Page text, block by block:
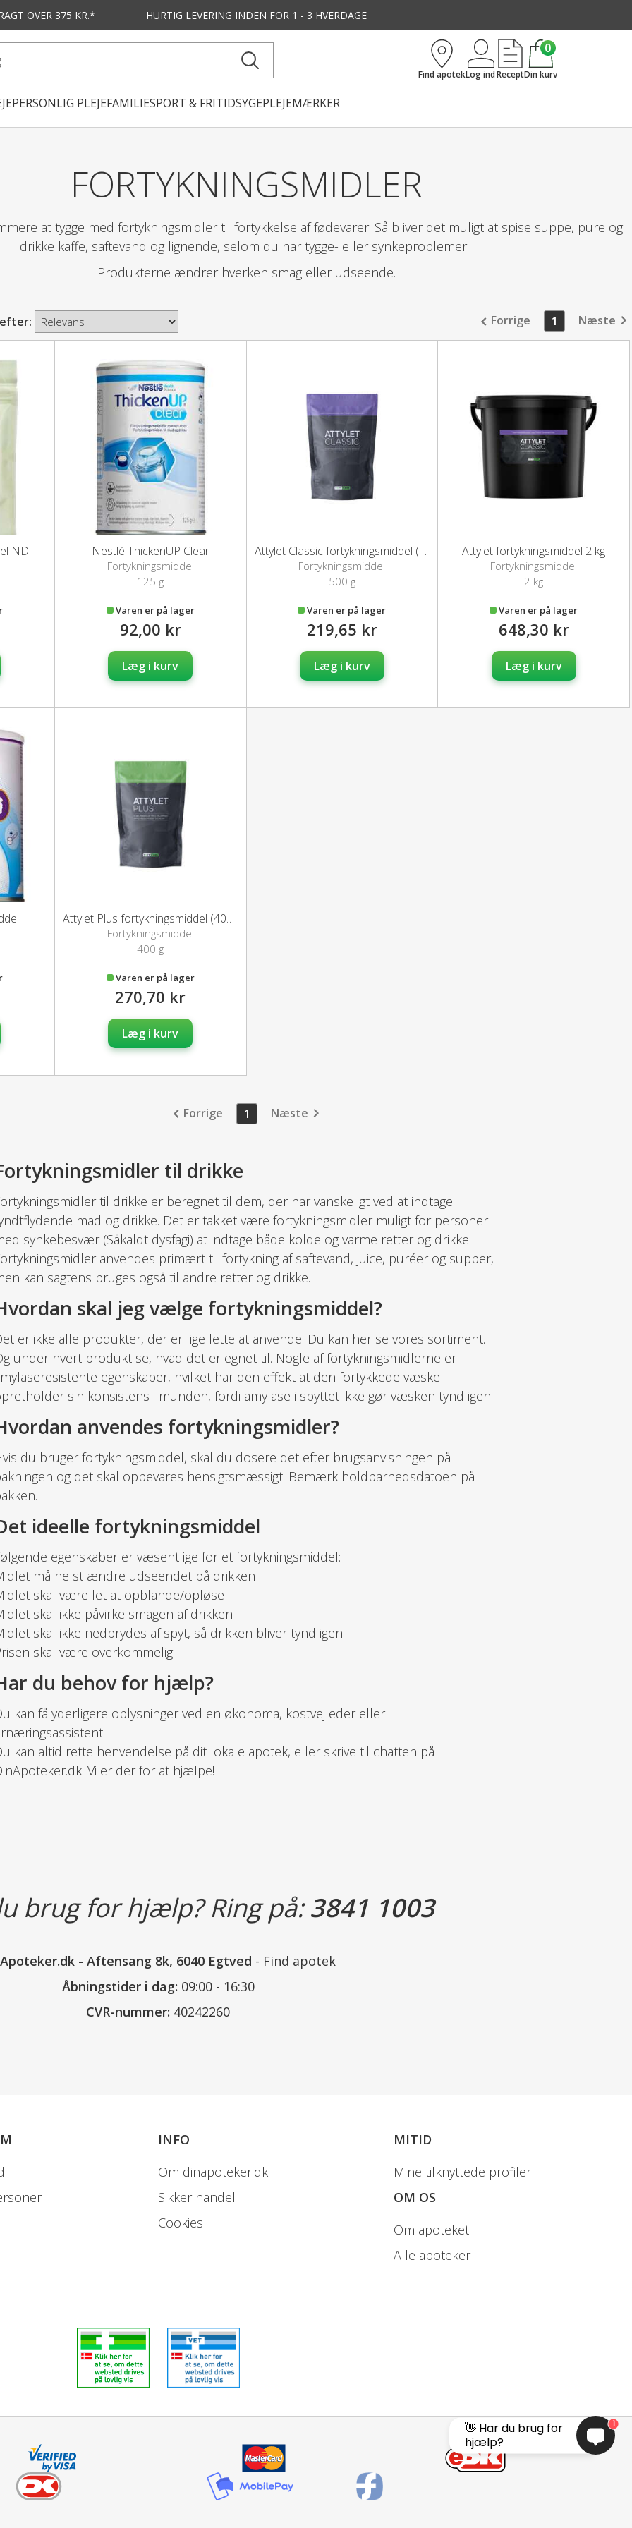
OVER 375 KR.* HURTIG LEVERING INDEN FOR 1 - 3 HVERDAGE
PERSONLIG PLEJEFAMILIESPORT & FRITIDSYGEPLEJEMÆRKER
Find apotekLog indRecept
0
Din kurv
FORTYKNINGSMIDLER
at tygge med fortykningsmidler til fortykkelse af fødevarer. Så bliver det muligt at spise suppe, pure og
drikke kaffe, saftevand og lignende, selom du har tygge- eller synkeproblemer.
Produkterne ændrer hverken smag eller udseende.
Forrige 1 Næste
ND Nestlé ThickenUP Clear
Fortykningsmiddel
125 g
Varen er på lager
92,00 kr
Læg i kurv
Attylet Classic fortykningsmiddel (500 g)
Fortykningsmiddel
500 g
Varen er på lager
219,65 kr
Læg i kurv
Attylet fortykningsmiddel 2 kg
Fortykningsmiddel
2 kg
Varen er på lager
648,30 kr
Læg i kurv
Attylet Plus fortykningsmiddel (400 g)
Fortykningsmiddel
400 g
Varen er på lager
270,70 kr
Læg i kurv
Forrige 1 Næste
til drikke
til drikke er beregnet til dem, der har vanskeligt ved at indtage
mad og drikke. Det er takket være fortykningsmidler muligt for personer
synkebesvær (Såkaldt dysfagi) at indtage både kolde og varme retter og drikke.
anvendes primært til fortykning af saftevand, juice, puréer og supper,
kan sagtens bruges også til andre retter og drikke.
skal jeg vælge fortykningsmiddel?
er ikke alle produkter, der er lige lette at anvende. Du kan her se vores sortiment.
under hvert produkt se, hvad det er egnet til. Nogle af fortykningsmidlerne er
egenskaber, hvilket har den effekt at den fortykkede væske
sin konsistens i munden, fordi amylase i spyttet ikke gør væsken tynd igen.
anvendes fortykningsmidler?
du bruger fortykningsmiddel, skal du dosere det efter brugsanvisningen på
og det skal opbevares hensigtsmæssigt. Bemærk holdbarhedsdatoen på
ideelle fortykningsmiddel
egenskaber er væsentlige for et fortykningsmiddel:
må helst ændre udseendet på drikken
skal være let at opblande/opløse
skal ikke påvirke smagen af drikken
skal ikke nedbrydes af spyt, så drikken bliver tynd igen
skal være overkommelig
du behov for hjælp?
kan få yderligere oplysninger ved en økonoma, kostvejleder eller
kan altid rette henvendelse på dit lokale apotek, eller skrive til chatten på
Vi er der for at hjælpe!
brug for hjælp? Ring på:3841 1003
- Aftensang 8k, 6040 Egtved - Find apotek
Åbningstider i dag: 09:00 - 16:30
CVR-nummer: 40242260
INFO
Om dinapoteker.dk
Sikker handel
Cookies
MITID
Mine tilknyttede profiler
OM OS
Om apoteket
Alle apoteker
👋 Har du brug for
hjælp?
1